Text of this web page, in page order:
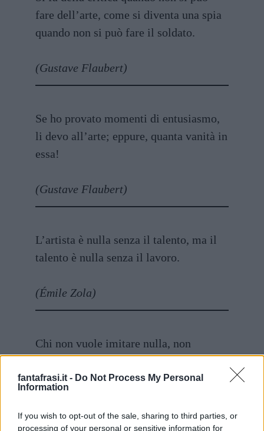
fantafrasi.it - Do Not Process My Personal
Information
If you wish to opt-out of the sale, sharing to third parties, or
processing of your personal or sensitive information for
fare dell’arte, come si diventa una spia
quando non si può fare il soldato.
(Gustave Flaubert)
Se ho provato momenti di entusiasmo,
li devo all’arte; eppure, quanta vanità in
essa!
(Gustave Flaubert)
L’artista è nulla senza il talento, ma il
talento è nulla senza il lavoro.
(Émile Zola)
Chi non vuole imitare nulla, non